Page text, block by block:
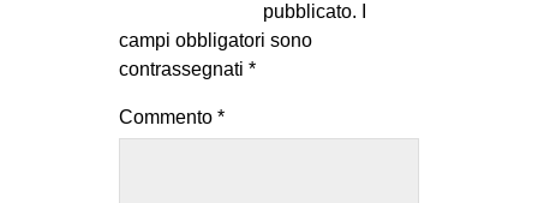
pubblicato.
campi obbligatori sono
contrassegnati *
Commento *